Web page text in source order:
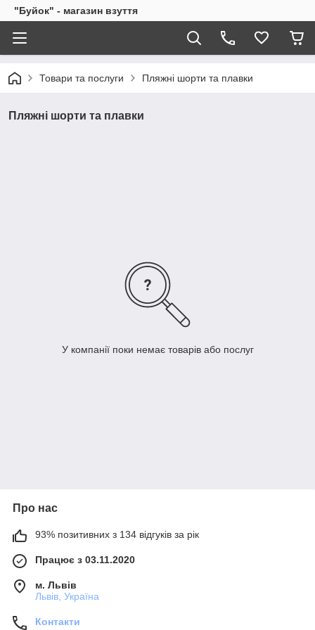
"Буйок" - магазин взуття
Товари та послуги Пляжні шорти та плавки
Пляжні шорти та плавки
У компанії поки немає товарів або послуг
Про нас
93% позитивних з 134 відгуків за рік
Працює з 03.11.2020
м. Львів
Львів, Україна
Контакти